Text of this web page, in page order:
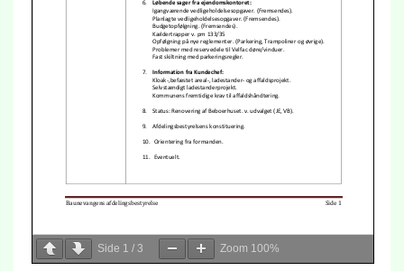
Side 1 / 3 Zoom 100%